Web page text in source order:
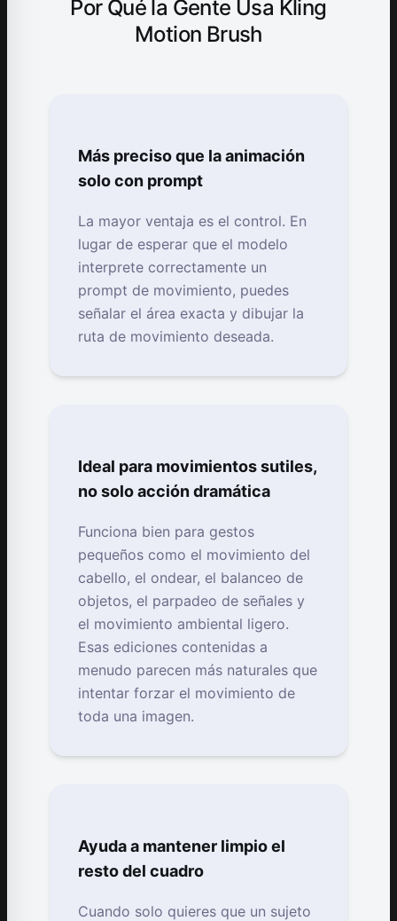
Por Qué la Gente Usa Kling
Motion Brush
Más preciso que la animación
solo con prompt
La mayor ventaja es el control. En
lugar de esperar que el modelo
interprete correctamente un
prompt de movimiento, puedes
señalar el área exacta y dibujar la
ruta de movimiento deseada.
Ideal para movimientos sutiles,
no solo acción dramática
Funciona bien para gestos
pequeños como el movimiento del
cabello, el ondear, el balanceo de
objetos, el parpadeo de señales y
el movimiento ambiental ligero.
Esas ediciones contenidas a
menudo parecen más naturales que
intentar forzar el movimiento de
toda una imagen.
Ayuda a mantener limpio el
resto del cuadro
Cuando solo quieres que un sujeto